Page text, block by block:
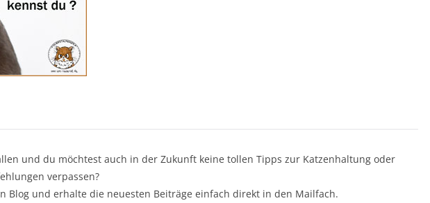
und du möchtest auch in der Zukunft keine tollen Tipps zur Katzenhaltung oder
verpassen?
Blog und erhalte die neuesten Beiträge einfach direkt in den Mailfach.